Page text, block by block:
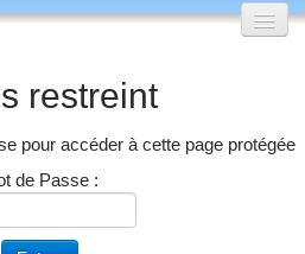
restreint
pour accéder à cette page protégée
de Passe :